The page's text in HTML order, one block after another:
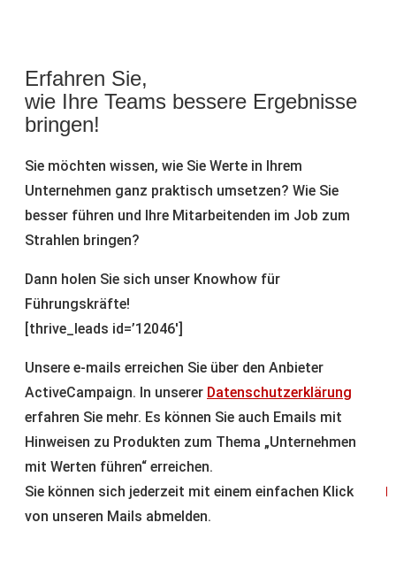
Erfahren Sie,
wie Ihre Teams bessere Ergebnisse
bringen!
Sie möchten wissen, wie Sie Werte in Ihrem
Unternehmen ganz praktisch umsetzen? Wie Sie
besser führen und Ihre Mitarbeitenden im Job zum
Strahlen bringen?
Dann holen Sie sich unser Knowhow für
Führungskräfte!
[thrive_leads id=’12046′]
Unsere e-mails erreichen Sie über den Anbieter
ActiveCampaign. In unserer Datenschutzerklärung
erfahren Sie mehr. Es können Sie auch Emails mit
Hinweisen zu Produkten zum Thema „Unternehmen
mit Werten führen“ erreichen.
Sie können sich jederzeit mit einem einfachen Klick
von unseren Mails abmelden.